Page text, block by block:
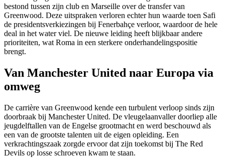
bestond tussen zijn club en Marseille over de transfer van
Greenwood. Deze uitspraken verloren echter hun waarde toen Safi
de presidentsverkiezingen bij Fenerbahçe verloor, waardoor de hele
deal in het water viel. De nieuwe leiding heeft blijkbaar andere
prioriteiten, wat Roma in een sterkere onderhandelingspositie
brengt.
Van Manchester United naar Europa via
omweg
De carrière van Greenwood kende een turbulent verloop sinds zijn
doorbraak bij Manchester United. De vleugelaanvaller doorliep alle
jeugdelftallen van de Engelse grootmacht en werd beschouwd als
een van de grootste talenten uit de eigen opleiding. Een
verkrachtingszaak zorgde ervoor dat zijn toekomst bij The Red
Devils op losse schroeven kwam te staan.